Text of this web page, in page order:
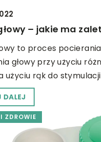
– jakie ma
to proces
głowy przy użyciu
użyciu rąk do
DALEJ
ZDROWIE